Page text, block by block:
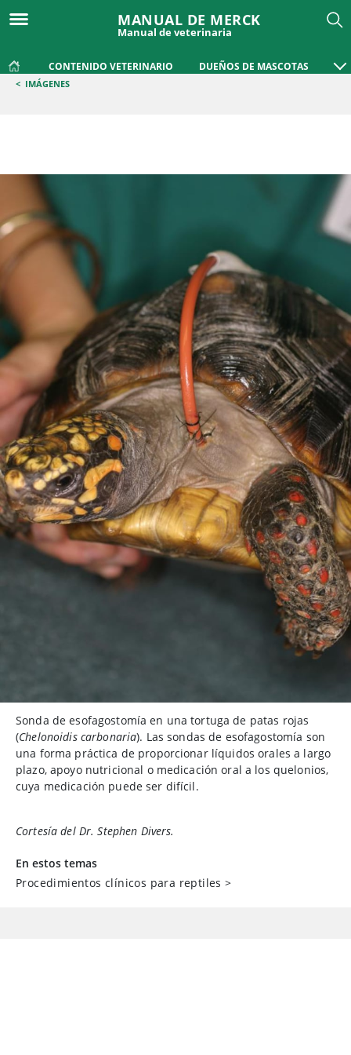
MANUAL DE MERCK
Manual de veterinaria
CONTENIDO VETERINARIO DUEÑOS DE MASCOTAS
< IMÁGENES
Sonda de esofagostomía en una tortuga de patas rojas
(Chelonoidis carbonaria). Las sondas de esofagostomía son
una forma práctica de proporcionar líquidos orales a largo
plazo, apoyo nutricional o medicación oral a los quelonios,
cuya medicación puede ser difícil.
Cortesía del Dr. Stephen Divers.
En estos temas
Procedimientos clínicos para reptiles >